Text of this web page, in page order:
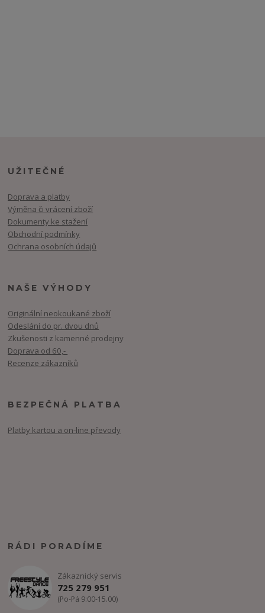
UŽITEČNÉ
Doprava a platby
Výměna či vrácení zboží
Dokumenty ke stažení
Obchodní podmínky
Ochrana osobních údajů
NAŠE VÝHODY
Originální neokoukané zboží
Odeslání do pr. dvou dnů
Zkušenosti z kamenné prodejny
Doprava od 60,-
Recenze zákazníků
BEZPEČNÁ PLATBA
Platby kartou a on-line převody
RÁDI PORADÍME
Zákaznický servis
725 279 951
(Po-Pá 9:00-15.00)